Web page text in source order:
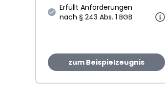
Erfüllt Anforderungen
nach § 243 Abs. 1 BGB
zum Beispielzeugnis